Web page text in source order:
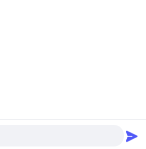
SHENGHONG HEAVY INDUSTRY
LTD. Tất cả các quyền được bảo lưu.